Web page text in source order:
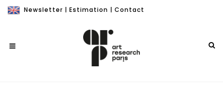
Newsletter | Estimation | Contact